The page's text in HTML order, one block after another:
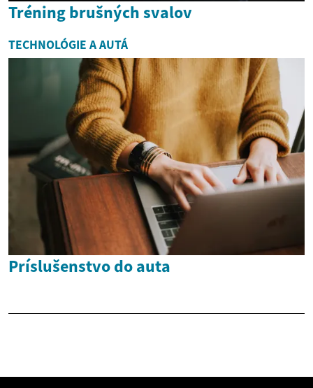
Tréning brušných svalov
TECHNOLÓGIE A AUTÁ
Príslušenstvo do auta